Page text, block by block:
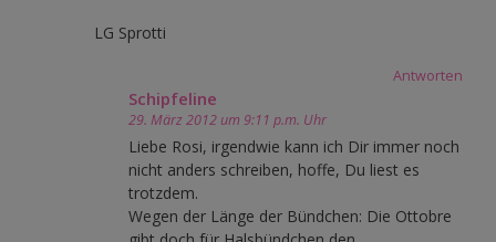
LG Sprotti
Antworten
Schipfeline
29. März 2012 um 9:11 p.m. Uhr
Liebe Rosi, irgendwie kann ich Dir immer noch
nicht anders schreiben, hoffe, Du liest es
trotzdem.
Wegen der Länge der Bündchen: Die Ottobre